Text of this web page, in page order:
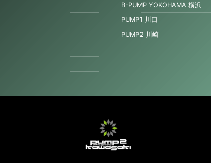
B-PUMP YOKOHAMA 横浜
PUMP1 川口
PUMP2 川崎